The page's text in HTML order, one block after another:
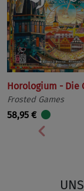
Horologium - Die
Frosted Games
58,95 €